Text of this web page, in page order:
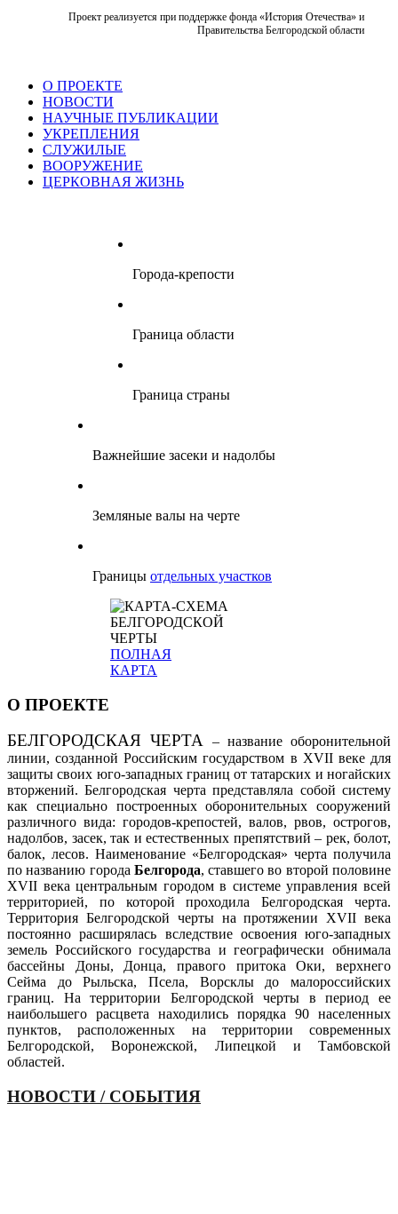
Проект реализуется при поддержке фонда «История Отечества» и
Правительства Белгородской области
О ПРОЕКТЕ
НОВОСТИ
НАУЧНЫЕ ПУБЛИКАЦИИ
УКРЕПЛЕНИЯ
СЛУЖИЛЫЕ
ВООРУЖЕНИЕ
ЦЕРКОВНАЯ ЖИЗНЬ
Города-крепости
Граница области
Граница страны
Важнейшие засеки и надолбы
Земляные валы на черте
Границы отдельных участков
ПОЛНАЯ
КАРТА
О ПРОЕКТЕ
БЕЛГОРОДСКАЯ ЧЕРТА – название оборонительной
линии, созданной Российским государством в XVII веке для
защиты своих юго-западных границ от татарских и ногайских
вторжений. Белгородская черта представляла собой систему
как специально построенных оборонительных сооружений
различного вида: городов-крепостей, валов, рвов, острогов,
надолбов, засек, так и естественных препятствий – рек, болот,
балок, лесов. Наименование «Белгородская» черта получила
по названию города Белгорода, ставшего во второй половине
XVII века центральным городом в системе управления всей
территорией, по которой проходила Белгородская черта.
Территория Белгородской черты на протяжении XVII века
постоянно расширялась вследствие освоения юго-западных
земель Российского государства и географически обнимала
бассейны Доны, Донца, правого притока Оки, верхнего
Сейма до Рыльска, Псела, Ворсклы до малороссийских
границ. На территории Белгородской черты в период ее
наибольшего расцвета находились порядка 90 населенных
пунктов, расположенных на территории современных
Белгородской, Воронежской, Липецкой и Тамбовской
областей.
НОВОСТИ / СОБЫТИЯ